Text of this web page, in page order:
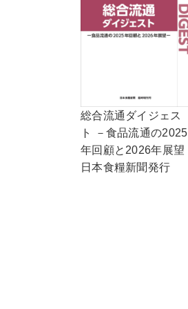
総合流通ダイジェス
ト －食品流通の2025
年回顧と2026年展望
日本食糧新聞発行